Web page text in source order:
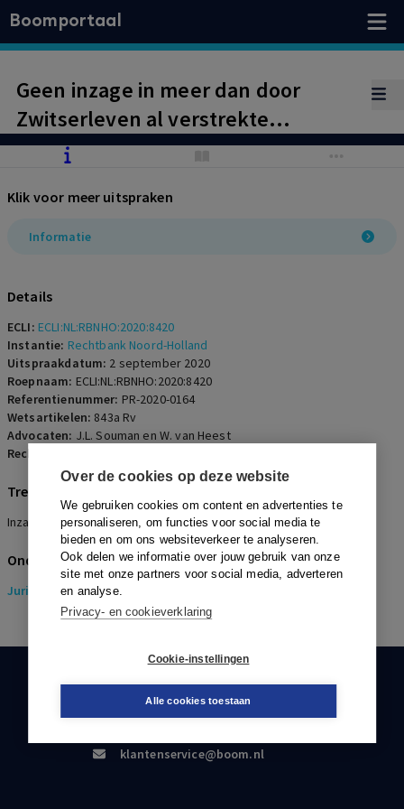
Over de cookies op deze website
We gebruiken cookies om content en advertenties te
personaliseren, om functies voor social media te
bieden en om ons websiteverkeer te analyseren.
Ook delen we informatie over jouw gebruik van onze
site met onze partners voor social media, adverteren
en analyse.
Privacy- en cookieverklaring
Cookie-instellingen
Alle cookies toestaan
Boomportaal
Geen inzage in meer dan door
Zwitserleven al verstrekte
gegevens
Klik voor meer uitspraken
Informatie
Details
ECLI: ECLI:NL:RBNHO:2020:8420
Instantie: Rechtbank Noord-Holland
Uitspraakdatum: 2 september 2020
Roepnaam: ECLI:NL:RBNHO:2020:8420
Referentienummer: PR-2020-0164
Wetsartikelen: 843a Rv
Advocaten: J.L. Souman en W. van Heest
Rechters:
Trefwoorden
Inzagerecht, Informatie, Bepaalde bescheiden
Onderwerpen
Juridisch> Pensioenrecht
KLANTENSERVICE
088-0301000
klantenservice@boom.nl